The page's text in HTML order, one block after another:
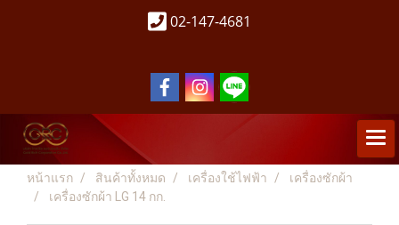
02-147-4681
หน้าแรก สินค้าทั้งหมด เครื่องใช้ไฟฟ้า
เครื่องซักผ้า
เครื่องซักผ้า LG 14 กก.